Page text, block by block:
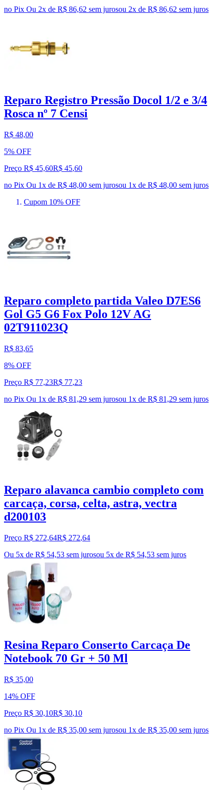
no Pix Ou 2x de R$ 86,62 sem jurosou 2x de R$ 86,62 sem juros
Reparo Registro Pressão Docol 1/2 e 3/4
Rosca nº 7 Censi
R$ 48,00
5% OFF
Preço R$ 45,60R$ 45,60
no Pix Ou 1x de R$ 48,00 sem jurosou 1x de R$ 48,00 sem juros
Cupom 10% OFF
Reparo completo partida Valeo D7ES6
Gol G5 G6 Fox Polo 12V AG
02T911023Q
R$ 83,65
8% OFF
Preço R$ 77,23R$ 77,23
no Pix Ou 1x de R$ 81,29 sem jurosou 1x de R$ 81,29 sem juros
Reparo alavanca cambio completo com
carcaça, corsa, celta, astra, vectra
d200103
Preço R$ 272,64R$ 272,64
Ou 5x de R$ 54,53 sem jurosou 5x de R$ 54,53 sem juros
Resina Reparo Conserto Carcaça De
Notebook 70 Gr + 50 Ml
R$ 35,00
14% OFF
Preço R$ 30,10R$ 30,10
no Pix Ou 1x de R$ 35,00 sem jurosou 1x de R$ 35,00 sem juros